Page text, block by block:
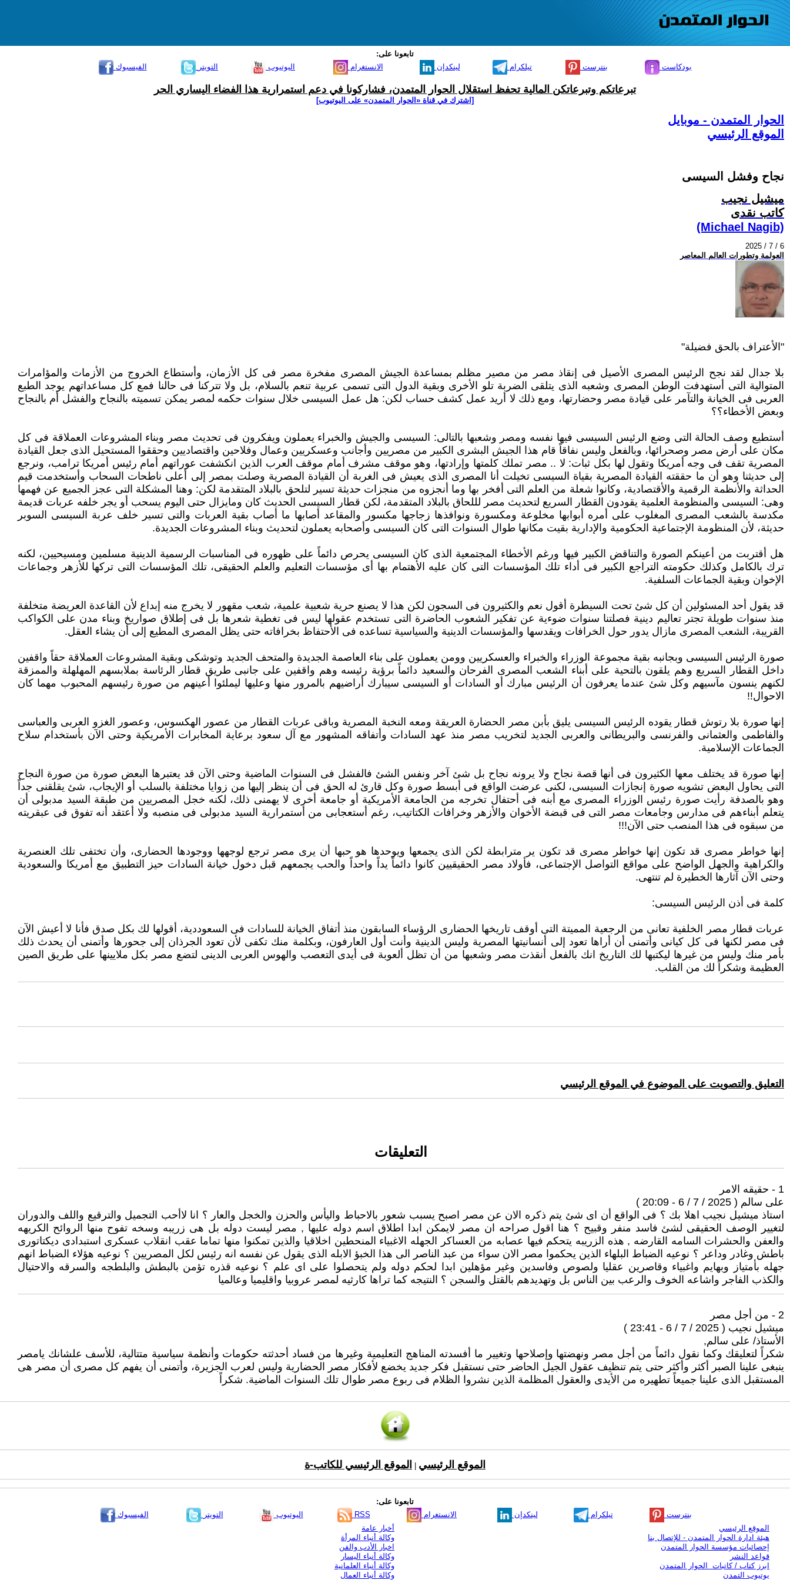
تابعونا على:
الفيسبوك
التويتر اليوتيوب الانستغرام لينكدإن تيلكرام بنترست بودكاست
تبرعاتكم وتبرعاتكن المالية تحفظ استقلال الحوار المتمدن، فشاركونا في دعم استمرارية هذا الفضاء اليساري الحر
[اشترك في قناة ‫«الحوار المتمدن» على اليوتيوب]
الحوار المتمدن - موبايل
الموقع الرئيسي
نجاح وفشل السيسى
ميشيل نجيب
كاتب نقدى
(Michael Nagib)
2025 / 7 / 6
العولمة وتطورات العالم المعاصر
‏"الأعتراف بالحق فضيلة"‏
بلا جدال لقد نجح الرئيس المصرى الأصيل فى إنقاذ مصر من مصير مظلم بمساعدة الجيش المصرى مفخرة مصر فى كل الأزمان، ‏وأستطاع الخروج من الأزمات والمؤامرات
المتوالية التى أستهدفت الوطن المصرى وشعبه الذى يتلقى الضربة تلو الأخرى وبقية الدول ‏التى تسمى عربية تنعم بالسلام، بل ولا تتركنا فى حالنا فمع كل مساعداتهم يوجد الطبع
العربى فى الخيانة والتآمر على قيادة مصر ‏وحضارتها، ومع ذلك لا أريد عمل كشف حساب لكن: هل عمل السيسى خلال سنوات حكمه لمصر يمكن تسميته بالنجاح والفشل أم ‏بالنجاح
وبعض الأخطاء؟؟
أستطيع وصف الحالة التى وضع الرئيس السيسى فيها نفسه ومصر وشعبها بالتالى: السيسى والجيش والخبراء يعملون ويفكرون فى ‏تحديث مصر وبناء المشروعات العملاقة فى كل
مكان على أرض مصر وصحرائها، وبالفعل وليس نفاقاً قام هذا الجيش البشرى الكبير ‏من مصريين وأجانب وعسكريين وعمال وفلاحين واقتصاديين وحققوا المستحيل الذى جعل القيادة
المصرية تقف فى وجه أمريكا وتقول ‏لها بكل ثبات: لا .. مصر تملك كلمتها وإرادتها، وهو موقف مشرف أمام موقف العرب الذين انكشفت عوراتهم أمام رئيس أمريكا ترامب، ‏ونرجع
إلى حديثنا وهو أن ما حققته القيادة المصرية بقياة السيسى تخيلت أنا المصرى الذى يعيش فى الغربة أن القيادة المصرية ‏وصلت بمصر إلى أعلى ناطحات السحاب وأستخدمت قيم
الحداثة والأنظمة الرقمية والأقتصادية، وكانوا شعلة من العلم التى أفخر بها ‏وما أنجزوه من منجزات حديثة تسير لتلحق بالبلاد المتقدمة لكن: وهنا المشكلة التى عجز الجميع عن فهمها
وهى: السيسى والمنظومة ‏العلمية يقودون القطار السريع لتحديث مصر لللحاق بالبلاد المتقدمة، لكن قطار السيسى الحديث كان ومايزال حتى اليوم يسحب أو يجر ‏خلفه عربات قديمة
مكدسة بالشعب المصرى المغلوب على أمره أبوابها مخلوعة ومكسورة ونوافذها زجاجها مكسور والمقاعد أصابها ما ‏أصاب بقية العربات والتى تسير خلف عربة السيسى السوبر
حديثة، لأن المنظومة الإجتماعية الحكومية والإدارية بقيت مكانها طوال ‏السنوات التى كان السيسى وأصحابه يعملون لتحديث وبناء المشروعات الجديدة.‏
هل أقتربت من أعينكم الصورة والتناقض الكبير فيها ورغم الأخطاء المجتمعية الذى كان السيسى يحرص دائماً على ظهوره فى ‏المناسبات الرسمية الدينية مسلمين ومسيحيين، لكنه
ترك بالكامل وكذلك حكومته التراجع الكبير فى أداء تلك المؤسسات التى كان عليه ‏الأهتمام بها أى مؤسسات التعليم والعلم الحقيقى، تلك المؤسسات التى تركها للأزهر وجماعات
الإخوان وبقية الجماعات السلفية.‏
قد يقول أحد المسئولين أن كل شئ تحت السيطرة أقول نعم والكثيرون فى السجون لكن هذا لا يصنع حرية شعبية علمية، شعب مقهور ‏لا يخرج منه إبداع لأن القاعدة العريضة متخلفة
منذ سنوات طويلة تجتر تعاليم دينية فصلتنا سنوات ضوءية عن تفكير الشعوب الحاضرة ‏التى تستخدم عقولها ليس فى تغطية شعرها بل فى إطلاق صواريخ وبناء مدن على الكواكب
القريبة، الشعب المصرى مازال يدور حول ‏الخرافات ويقدسها والمؤسسات الدينية والسياسية تساعده فى الأحتفاظ بخرافاته حتى يظل المصرى المطيع إلى أن يشاء العقل.‏
صورة الرئيس السيسى وبجانبه بقية مجموعة الوزراء والخبراء والعسكريين وومن يعملون على بناء العاصمة الجديدة والمتحف الجديد ‏وتوشكى وبقية المشروعات العملاقة حقاً واقفين
داخل القطار السريع وهم يلقون بالتحية على أبناء الشعب المصرى الفرحان والسعيد ‏دائماً برؤية رئيسه وهم واقفين على جانبى طريق قطار الرئاسة بملابسهم المهلهلة والممزقة
لكنهم ينسون مآسيهم وكل شئ عندما ‏يعرفون أن الرئيس مبارك أو السادات أو السيسى سيبارك أراضيهم بالمرور منها وعليها ليملئوا أعينهم من صورة رئيسهم المحبوب مهما ‏كان
الاحوال!!‏
إنها صورة بلا رتوش قطار يقوده الرئيس السيسى يليق بأبن مصر الحضارة العريقة ومعه النخبة المصرية وباقى عربات القطار من ‏عصور الهكسوس، وعصور الغزو العربى والعباسى
والفاطمى والعثمانى والفرنسى والبريطانى والعربى الجديد لتخريب مصر منذ عهد ‏السادات وأتفاقه المشهور مع آل سعود برعاية المخابرات الأمريكية وحتى الآن بأستخدام سلاح
الجماعات الإسلامية.‏
إنها صورة قد يختلف معها الكثيرون فى أنها قصة نجاح ولا يرونه نجاح بل شئ آخر ونفس الشئ فالفشل فى السنوات الماضية وحتى ‏الآن قد يعتبرها البعض صورة من صورة النجاح
التى يحاول البعض تشويه صورة إنجازات السيسى، لكنى عرضت الواقع فى أبسط صورة ‏وكل قارئ له الحق فى أن ينظر إليها من زوايا مختلفة بالسلب أو الإيجاب، شئ يقلقنى جداً
وهو بالصدفة رأيت صورة رئيس الوزراء ‏المصرى مع أبنه فى أحتفال تخرجه من الجامعة الأمريكية أو جامعة أخرى لا يهمنى ذلك، لكنه خجل المصريين من طبقة السيد مدبولى ‏أن
يتعلم أبناءهم فى مدارس وجامعات مصر التى فى قبضة الأخوان والأزهر وخرافات الكتاتيب، رغم أستعجابى من أستمرارية السيد ‏مدبولى فى منصبه ولا أعتقد أنه تفوق فى عبقريته
من سبقوه فى هذا المنصب حتى الآن!!!‏
إنها خواطر مصرى قد تكون إنها خواطر مصرى قد تكون ير مترابطة لكن الذى يجمعها ويوحدها هو حبها أن يرى مصر ترجع لوجهها ‏ووجودها الحضارى، وأن تختفى تلك العنصرية
والكراهية والجهل الواضح على مواقع التواصل الإجتماعى، فأولاد مصر الحقيقيين كانوا ‏دائماً يداً واحداً والحب يجمعهم قبل دخول خيانة السادات حيز التطبيق مع أمريكا والسعودية
وحتى الآن آثارها الخطيرة لم تنتهى.‏
كلمة فى أذن الرئيس السيسى:‏
عربات قطار مصر الخلفية تعانى من الرجعية المميتة التى أوقف تاريخها الحضارى الرؤساء السابقون منذ أتفاق الخيانة للسادات فى ‏السعوددية، أقولها لك بكل صدق فأنا لا أعيش الآن
فى مصر لكنها فى كل كيانى وأتمنى أن أراها تعود إلى أنسانيتها المصرية وليس ‏الدينية وأنت أول العارفون، وبكلمة منك تكفى لأن تعود الجرذان إلى جحورها وأتمنى أن يحدث ذلك
بأمر منك وليس من غيرها ليكتبها لك ‏التاريخ انك بالفعل أنقذت مصر وشعبها من أن تظل ألعوبة فى أيدى التعصب والهوس العربى الدينى لتضع مصر بكل ملايينها على ‏طريق الصين
العظيمة وشكراً لك من القلب.‏
التعليق والتصويت على الموضوع في الموقع الرئيسي
التعليقات
1 - حقيقه الامر
على سالم ( 2025 / 7 / 6 - 20:09 )
استاذ ميشيل نجيب اهلا بك ؟ فى الواقع أن اى شئ يتم ذكره الان عن مصر اصبح يسبب شعور بالاحباط واليأس والحزن والخجل والعار ؟ انا لاأحب التجميل والترقيع واللف والدوران
لتغيير الوصف الحقيقى لشئ فاسد منفر وقبيح ؟ هنا اقول صراحه ان مصر لايمكن ابدا اطلاق اسم دوله عليها , مصر ليست دوله بل هى زريبه وسخه تفوح منها الروائح الكريهه
والعفن والحشرات السامه القارضه , هذه الزريبه يتحكم فيها عصابه من العساكر الجهله الاغبياء المنحطين اخلاقيا والذين تمكنوا منها تماما عقب انقلاب عسكرى استبدادى ديكتاتورى
باطش وغادر وداعر ؟ نوعيه الضباط البلهاء الذين يحكموا مصر الان سواء من عبد الناصر الى هذا الخبؤ الابله الذى يقول عن نفسه انه رئيس لكل المصريين ؟ نوعيه هؤلاء الضباط انهم
جهله بأمتياز وبهايم واغبياء وقاصرين عقليا ولصوص وفاسدين وغير مؤهلين ابدا لحكم دوله ولم يتحصلوا على اى علم ؟ نوعيه قذره تؤمن بالبطش والبلطجه والسرقه والاحتيال
والكذب الفاجر واشاعه الخوف والرعب بين الناس بل وتهديدهم بالقتل والسجن ؟ النتيجه كما تراها كارثيه لمصر عروبيا واقليميا وعالميا
2 - من أجل مصر
ميشيل نجيب ( 2025 / 7 / 6 - 23:41 )
الأستاذ/ على سالم,
شكراً لتعليقك وكما نقول دائماً من أجل مصر ونهضتها وإصلاحها وتغيير ما أفسدته المناهج التعليمية وغيرها من فساد أحدثته حكومات وأنظمة سياسية متتالية، للأسف علشانك يامصر
ينبغى علينا الصبر أكثر وأكثر حتى يتم تنظيف عقول الجيل الحاضر حتى نستقبل فكر جديد يخضع لأفكار مصر الحضارية وليس لعرب الجزيرة، وأتمنى أن يفهم كل مصرى أن مصر هى
المستقبل الذى علينا جميعاً تطهيره من الأيدى والعقول المظلمة الذين نشروا الظلام فى ربوع مصر طوال تلك السنوات الماضية. شكراً
الموقع الرئيسي الموقع الرئيسي للكاتب-ة
تابعونا على:
الفيسبوك
التويتر اليوتيوب RSS الانستغرام لينكدإن تيلكرام
بنترست
الموقع الرئيسي
هيئة ادارة الحوار المتمدن - للإتصال بنا
إحصائيات مؤسسة الحوار المتمدن
قواعد النشر
ابرز كتاب / كاتبات الحوار المتمدن
يوتيوب التمدن
أخبار عامة
وكالة أنباء المرأة
اخبار الأدب والفن
وكالة أنباء اليسار
وكالة أنباء العلمانية
وكالة أنباء العمال